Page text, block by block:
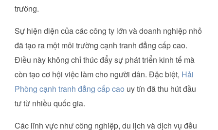
trường.
Sự hiện diện của các công ty lớn và doanh nghiệp nhỏ
đã tạo ra một môi trường cạnh tranh đẳng cấp cao.
Điều này không chỉ thúc đẩy sự phát triển kinh tế mà
còn tạo cơ hội việc làm cho người dân. Đặc biệt, Hải
Phòng cạnh tranh đẳng cấp cao uy tín đã thu hút đầu
tư từ nhiều quốc gia.
Các lĩnh vực như công nghiệp, du lịch và dịch vụ đều